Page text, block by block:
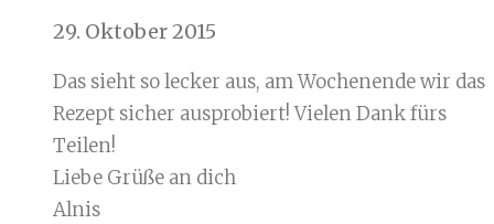
29. Oktober 2015
Das sieht so lecker aus, am Wochenende wir das
Rezept sicher ausprobiert! Vielen Dank fürs
Teilen!
Liebe Grüße an dich
Alnis